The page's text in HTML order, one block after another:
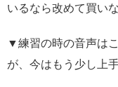
いるなら改めて買い
▼練習の時の音声は
が、今はもう少し上手